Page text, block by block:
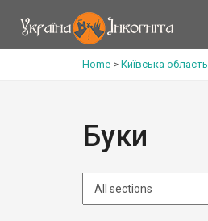
Home > Київська область
Буки